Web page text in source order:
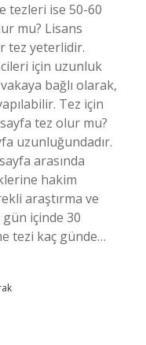
tezleri ise 50-60
mu? Lisans
tez yeterlidir.
için uzunluk
bağlı olarak,
Tez için
tez olur mu?
uzunluğundadır.
arasında
hakim
araştırma ve
içinde 30
tezi kaç günde…